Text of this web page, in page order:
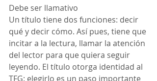
Debe ser llamativo
Un título tiene dos funciones: decir
qué y decir cómo. Así pues, tiene que
incitar a la lectura, llamar la atención
del lector para que quiera seguir
leyendo. El título otorga identidad al
TFG: elegirlo es un paso importante